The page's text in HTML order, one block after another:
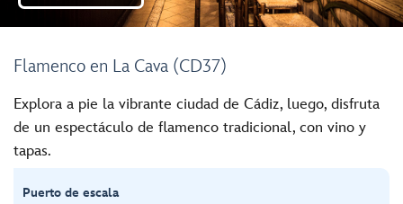
Flamenco en La Cava (CD37)
Explora a pie la vibrante ciudad de Cádiz, luego, disfruta
de un espectáculo de flamenco tradicional, con vino y
tapas.
Puerto de escala